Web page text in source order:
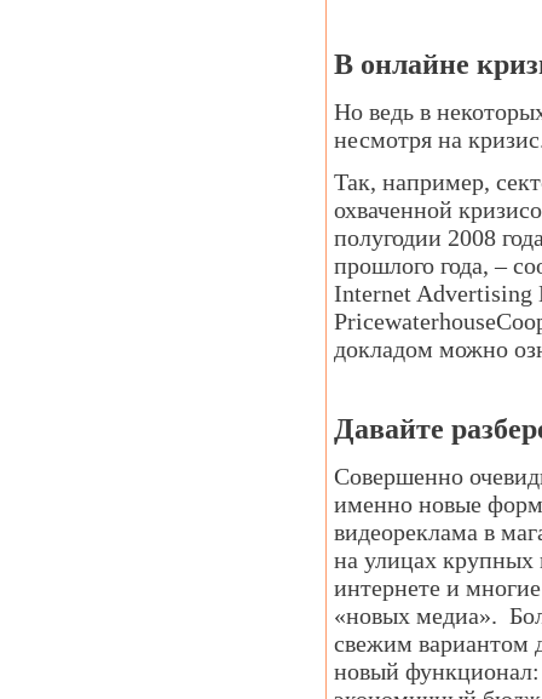
В онлайне
Но ведь в
несмотря на
Так, например,
охваченной
полугодии 2008
прошлого года, –
Internet Advertising
докладом можно
Давайте
Совершенно
именно новые
видеореклама в
на улицах крупных
интернете и
«новых медиа».
свежим вариантом
новый функционал: